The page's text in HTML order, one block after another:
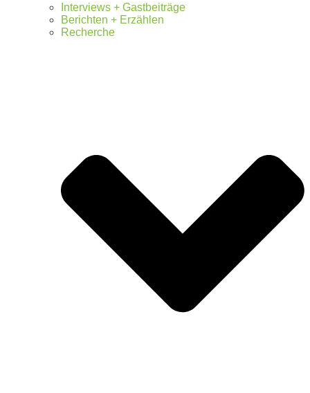
Interviews + Gastbeiträge
Berichten + Erzählen
Recherche